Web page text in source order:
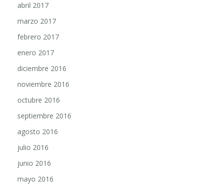
abril 2017
marzo 2017
febrero 2017
enero 2017
diciembre 2016
noviembre 2016
octubre 2016
septiembre 2016
agosto 2016
julio 2016
junio 2016
mayo 2016